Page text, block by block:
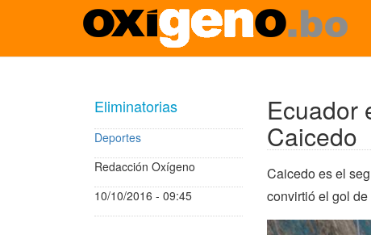
Pasar
Eliminatorias
Deportes
Redacción Oxígeno
10/10/2016 - 09:45
Ecuador
Caicedo
Caicedo es el
convirtió el gol